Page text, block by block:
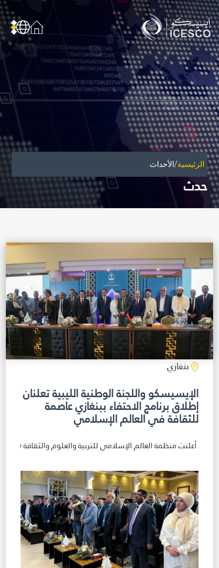
من نحن
عن الإيسيسكو
الحوكمة
مجال عملنا
مجالات الخبرة
الأمانة العامة للجان الوطنية والمؤتمرات
الشراكات
تأثيرنا
أهداف التنمية المستدامة
مكتبة الإيسيسكو الرقمية
متاحف ومعارض
الأخبار والأحداث
آخر الأخبار
الأحداث
وسائل التواصل الاجتماعي للإيسيسكو
للتواصل
الاتصال بنا
المقر
شاركونا
انضم إلى عائلة الإيسيسكو
للموردين
الدعم والتبرع
الرئيسية/الأحداث
حدث
بنغازي
الإيسيسكو واللجنة الوطنية الليبية تعلنان
إطلاق برنامج الاحتفاء ببنغازي عاصمة
للثقافة في العالم الإسلامي